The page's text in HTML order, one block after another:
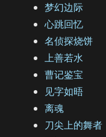
梦幻边际
心跳回忆
名侦探烧饼
上善若水
曹记鉴宝
见字如晤
离魂
刀尖上的舞者